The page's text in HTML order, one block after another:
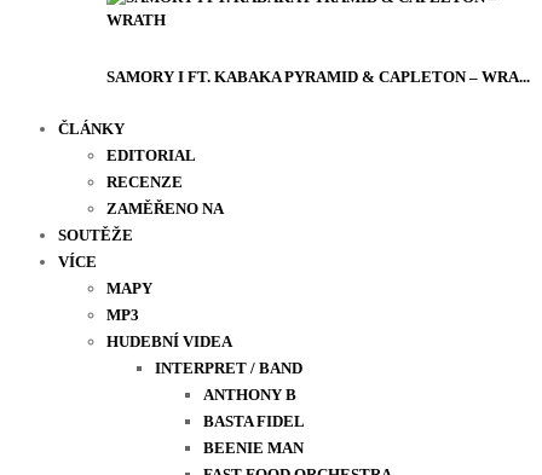
SAMORY I FT. KABAKA PYRAMID & CAPLETON – WRA...
ČLÁNKY
EDITORIAL
RECENZE
ZAMĚŘENO NA
SOUTĚŽE
VÍCE
MAPY
MP3
HUDEBNÍ VIDEA
INTERPRET / BAND
ANTHONY B
BASTA FIDEL
BEENIE MAN